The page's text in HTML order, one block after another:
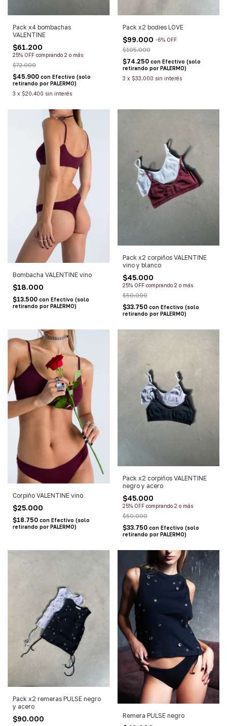
Pack x4 bombachas
VALENTINE
$61.200
25% OFF comprando 2 o más
$72.000
$45.900 con Efectivo (solo
retirando por PALERMO)
3 x $20.400 sin interés
Pack x2 bodies LOVE
$99.000 -6% OFF
$105.000
$74.250 con Efectivo (solo
retirando por PALERMO)
3 x $33.000 sin interés
Bombacha VALENTINE vino
$18.000
$13.500 con Efectivo (solo
retirando por PALERMO)
Pack x2 corpiños VALENTINE
vino y blanco
$45.000
25% OFF comprando 2 o más
$50.000
$33.750 con Efectivo (solo
retirando por PALERMO)
Corpiño VALENTINE vino
$25.000
$18.750 con Efectivo (solo
retirando por PALERMO)
Pack x2 corpiños VALENTINE
negro y acero
$45.000
25% OFF comprando 2 o más
$50.000
$33.750 con Efectivo (solo
retirando por PALERMO)
Pack x2 remeras PULSE negro
y acero
$90.000 Remera PULSE negro